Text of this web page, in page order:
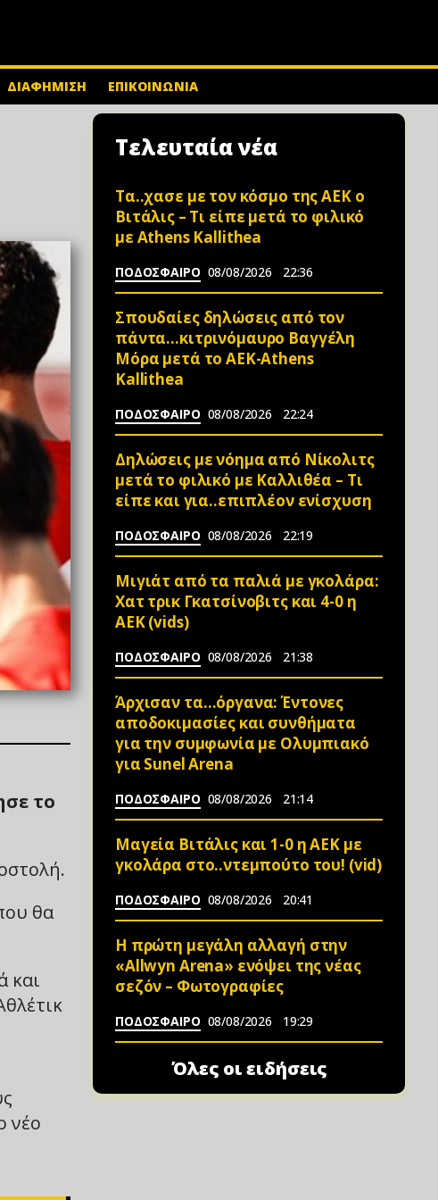
ΔΙΑΦΗΜΙΣΗ ΕΠΙΚΟΙΝΩΝΙΑ
το
θα
και
νέο
Τελευταία νέα
Τα..χασε με τον κόσμο της ΑΕΚ ο
Βιτάλις – Τι είπε μετά το φιλικό
με Athens Kallithea
ΠΟΔΟΣΦΑΙΡΟ 08/08/2026 22:36
Σπουδαίες δηλώσεις από τον
πάντα…κιτρινόμαυρο Βαγγέλη
Μόρα μετά το ΑΕΚ-Athens
Kallithea
ΠΟΔΟΣΦΑΙΡΟ 08/08/2026 22:24
Δηλώσεις με νόημα από Νίκολιτς
μετά το φιλικό με Καλλιθέα – Τι
είπε και για..επιπλέον ενίσχυση
ΠΟΔΟΣΦΑΙΡΟ 08/08/2026 22:19
Μιγιάτ από τα παλιά με γκολάρα:
Χατ τρικ Γκατσίνοβιτς και 4-0 η
ΑΕΚ (vids)
ΠΟΔΟΣΦΑΙΡΟ 08/08/2026 21:38
Άρχισαν τα…όργανα: Έντονες
αποδοκιμασίες και συνθήματα
για την συμφωνία με Ολυμπιακό
για Sunel Arena
ΠΟΔΟΣΦΑΙΡΟ 08/08/2026 21:14
Μαγεία Βιτάλις και 1-0 η ΑΕΚ με
γκολάρα στο..ντεμπούτο του! (vid)
ΠΟΔΟΣΦΑΙΡΟ 08/08/2026 20:41
Η πρώτη μεγάλη αλλαγή στην
«Αllwyn Arena» ενόψει της νέας
σεζόν – Φωτoγραφίες
ΠΟΔΟΣΦΑΙΡΟ 08/08/2026 19:29
Όλες οι ειδήσεις